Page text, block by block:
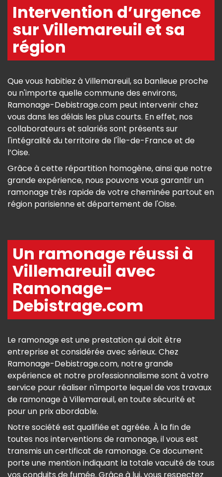
Intervention d’urgence
sur Villemareuil et sa
région
Que vous habitiez à Villemareuil, sa banlieue proche
ou n'importe quelle commune des environs,
Ramonage-Debistrage.com peut intervenir chez
vous dans les délais les plus courts. En effet, nos
collaborateurs et salariés sont présents sur
l'intégralité du territoire de l'Île-de-France et de
l’Oise.
Grâce à cette répartition homogène, ainsi que notre
grande expérience, nous pouvons vous garantir un
ramonage très rapide de votre cheminée partout en
région parisienne et département de l'Oise.
Un ramonage réussi à
Villemareuil avec
Ramonage-
Debistrage.com
Le ramonage est une prestation qui doit être
entreprise et considérée avec sérieux. Chez
Ramonage-Debistrage.com, notre grande
expérience et notre professionnalisme sont à votre
service pour réaliser n'importe lequel de vos travaux
de ramonage à Villemareuil, en toute sécurité et
pour un prix abordable.
Notre société est qualifiée et agréée. À la fin de
toutes nos interventions de ramonage, il vous est
transmis un certificat de ramonage. Ce document
porte une mention indiquant la totale vacuité de tous
vos conduits de fumée. Grâce à lui, vous respectez